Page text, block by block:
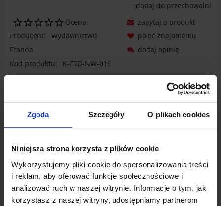
Zgoda Szczegóły O plikach cookies
Niniejsza strona korzysta z plików cookie
Wykorzystujemy pliki cookie do spersonalizowania treści
i reklam, aby oferować funkcje społecznościowe i
analizować ruch w naszej witrynie. Informacje o tym, jak
korzystasz z naszej witryny, udostępniamy partnerom
dodaj do przechowalni
Ocena:
Producent:
Wydawnictwo
Fronda
Kod produktu:
K-FRD-NW-019
zapytaj o produkt
poleć znajomemu
dodaj opinię
Produkty powiązane
Opinie o produkcie (0)
Gilbert Keith Chesterton